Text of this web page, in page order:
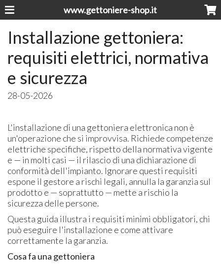
www.gettoniere-shop.it
Installazione gettoniera:
requisiti elettrici, normativa
e sicurezza
28-05-2026
L'installazione di una gettoniera elettronica non è
un'operazione che si improvvisa. Richiede competenze
elettriche specifiche, rispetto della normativa vigente
e — in molti casi — il rilascio di una dichiarazione di
conformità dell'impianto. Ignorare questi requisiti
espone il gestore a rischi legali, annulla la garanzia sul
prodotto e — soprattutto — mette a rischio la
sicurezza delle persone.
Questa guida illustra i requisiti minimi obbligatori, chi
può eseguire l'installazione e come attivare
correttamente la garanzia.
Cosa fa una gettoniera